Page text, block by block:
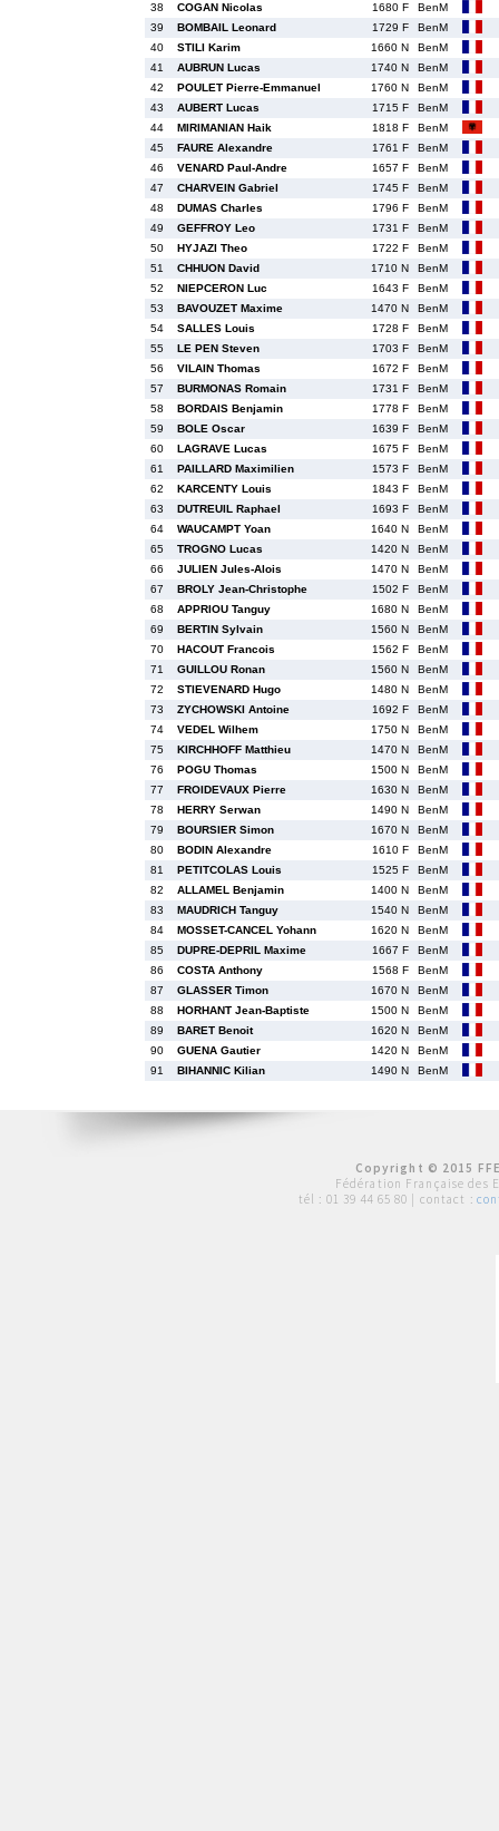
38
COGAN Nicolas 1680 F
BenM
39
BOMBAIL Leonard 1729 F
BenM
40
STILI Karim 1660 N
BenM
41
AUBRUN Lucas 1740 N
BenM
42
POULET Pierre-Emmanuel 1760 N
BenM
43
AUBERT Lucas 1715 F
BenM
44
MIRIMANIAN Haik 1818 F
BenM
45
FAURE Alexandre 1761 F
BenM
46
VENARD Paul-Andre 1657 F
BenM
47
CHARVEIN Gabriel 1745 F
BenM
48
DUMAS Charles 1796 F
BenM
49
GEFFROY Leo 1731 F
BenM
50
HYJAZI Theo 1722 F
BenM
51
CHHUON David 1710 N
BenM
52
NIEPCERON Luc 1643 F
BenM
53
BAVOUZET Maxime 1470 N
BenM
54
SALLES Louis 1728 F
BenM
55
LE PEN Steven 1703 F
BenM
56
VILAIN Thomas 1672 F
BenM
57
BURMONAS Romain 1731 F
BenM
58
BORDAIS Benjamin 1778 F
BenM
59
BOLE Oscar 1639 F
BenM
60
LAGRAVE Lucas 1675 F
BenM
61
PAILLARD Maximilien 1573 F
BenM
62
KARCENTY Louis 1843 F
BenM
63
DUTREUIL Raphael 1693 F
BenM
64
WAUCAMPT Yoan 1640 N
BenM
65
TROGNO Lucas 1420 N
BenM
66
JULIEN Jules-Alois 1470 N
BenM
67
BROLY Jean-Christophe 1502 F
BenM
68
APPRIOU Tanguy 1680 N
BenM
69
BERTIN Sylvain 1560 N
BenM
70
HACOUT Francois 1562 F
BenM
71
GUILLOU Ronan 1560 N
BenM
72
STIEVENARD Hugo 1480 N
BenM
73
ZYCHOWSKI Antoine 1692 F
BenM
74
VEDEL Wilhem 1750 N
BenM
75
KIRCHHOFF Matthieu 1470 N
BenM
76
POGU Thomas 1500 N
BenM
77
FROIDEVAUX Pierre 1630 N
BenM
78
HERRY Serwan 1490 N
BenM
79
BOURSIER Simon 1670 N
BenM
80
BODIN Alexandre 1610 F
BenM
81
PETITCOLAS Louis 1525 F
BenM
82
ALLAMEL Benjamin 1400 N
BenM
83
MAUDRICH Tanguy 1540 N
BenM
84
MOSSET-CANCEL Yohann 1620 N
BenM
85
DUPRE-DEPRIL Maxime 1667 F
BenM
86
COSTA Anthony 1568 F
BenM
87
GLASSER Timon 1670 N
BenM
88
HORHANT Jean-Baptiste 1500 N
BenM
89
BARET Benoit 1620 N
BenM
90
GUENA Gautier 1420 N
BenM
91
BIHANNIC Kilian 1490 N BenM
Copyright © 2015
Fédération Française des
tél : 01 39 44 65 80 | contact :